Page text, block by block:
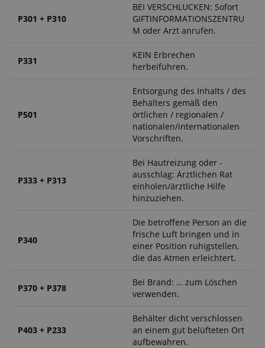
P301 + P310
BEI VERSCHLUCKEN: Sofort
GIFTINFORMATIONSZENTRU
M oder Arzt anrufen.
P331
KEIN Erbrechen
herbeiführen.
P501
Entsorgung des Inhalts / des
Behälters gemäß den
örtlichen / regionalen /
nationalen/internationalen
Vorschriften.
P333 + P313
Bei Hautreizung oder -
ausschlag: Ärztlichen Rat
einholen/ärztliche Hilfe
hinzuziehen.
P340
Die betroffene Person an die
frische Luft bringen und in
einer Position ruhigstellen,
die das Atmen erleichtert.
P370 + P378
Bei Brand: … zum Löschen
verwenden.
P403 + P233
Behälter dicht verschlossen
an einem gut belüfteten Ort
aufbewahren.